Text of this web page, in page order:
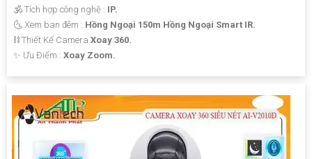
🕉️ Tích hợp công nghệ : IP.
🌜 Xem ban đêm : Hồng Ngoại 150m Hồng Ngoại Smart IR.
⛓ Thiết Kế Camera Xoay 360.
️✨ Ưu Điểm : Xoay Zoom.